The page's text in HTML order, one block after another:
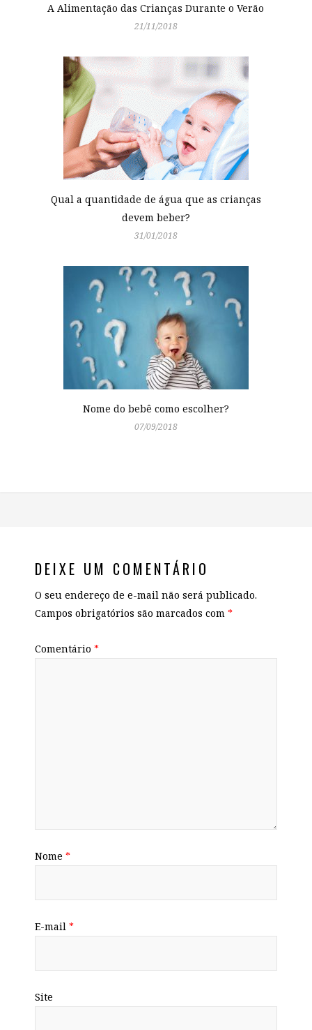
A Alimentação das Crianças Durante o Verão
21/11/2018
Qual a quantidade de água que as crianças
devem beber?
31/01/2018
Nome do bebê como escolher?
07/09/2018
DEIXE UM COMENTÁRIO
O seu endereço de e-mail não será publicado.
Campos obrigatórios são marcados com *
Comentário *
Nome *
E-mail *
Site